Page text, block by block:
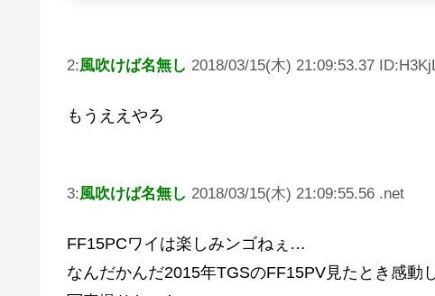
2:風吹けば名無し 2018/03/15(木) 21:09:53.37
もうええやろ
3:風吹けば名無し 2018/03/15(木) 21:09:55.56 .net
FF15PCワイは楽しみンゴねぇ…
なんだかんだ2015年TGSのFF15PV見たとき感